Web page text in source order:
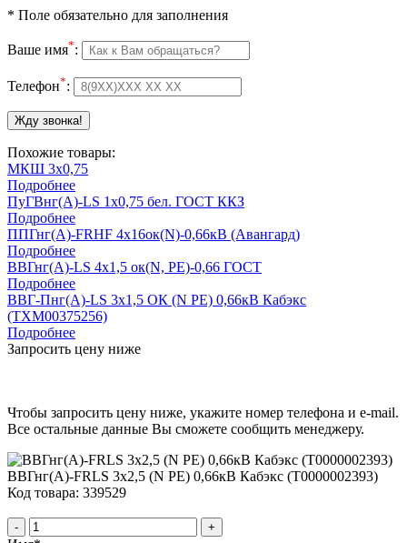
* Поле обязательно для заполнения
Ваше имя*:
Телефон*:
Похожие товары:
МКШ 3х0,75
Подробнее
ПуГВнг(А)-LS 1х0,75 бел. ГОСТ ККЗ
Подробнее
ППГнг(А)-FRHF 4х16ок(N)-0,66кВ (Авангард)
Подробнее
ВВГнг(А)-LS 4х1,5 ок(N, PE)-0,66 ГОСТ
Подробнее
ВВГ-Пнг(А)-LS 3х1,5 ОК (N PE) 0,66кВ Кабэкс
(ТХМ00375256)
Подробнее
Запросить цену ниже
Чтобы запросить цену ниже, укажите номер телефона и e-mail.
Все остальные данные Вы сможете сообщить менеджеру.
ВВГнг(А)-FRLS 3х2,5 (N PE) 0,66кВ Кабэкс (Т0000002393)
Код товара: 339529
- +